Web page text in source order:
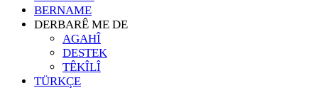
BERNAME
DERBARÊ ME DE
AGAHÎ
DESTEK
TÊKÎLÎ
TÜRKÇE